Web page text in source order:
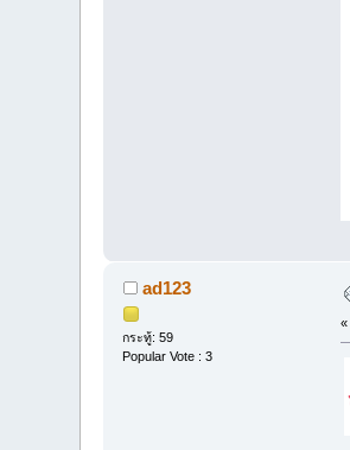
ad123
กระทู้: 59
Popular Vote : 3
«